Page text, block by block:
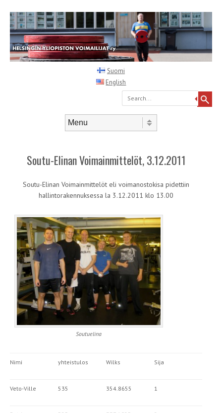
Suomi
English
Search
Soutu-Elinan Voimainmittelöt, 3.12.2011
Soutu-Elinan Voimainmittelöt eli voimanostokisa pidettiin
hallintorakennuksessa la 3.12.2011 klo 13.00
Soutuelina
Nimi yhteistulos Wilks Sija
Veto-Ville 535 354.8655 1